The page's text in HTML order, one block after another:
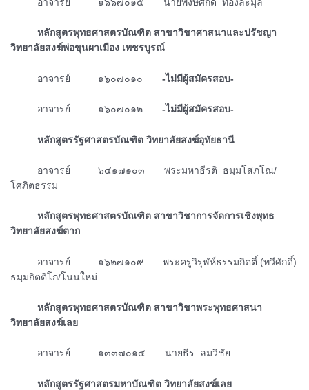
ᅠᅠᅠหลักสูตรพุทธศาสตรบัณฑิต สาขาวิชาศาสนาและปรัชญา
วิทยาลัยสงฆ์พ่อขุนผาเมือง เพชรบูรณ์
ᅠᅠᅠอาจารย์ ๑๖๐๗๐๑๐ -ไม่มีผู้สมัครสอบ-
ᅠᅠᅠอาจารย์ ๑๖๐๗๐๑๒ -ไม่มีผู้สมัครสอบ-
ᅠᅠᅠหลักสูตรรัฐศาสตรบัณฑิต วิทยาลัยสงฆ์อุทัยธานี
ᅠᅠᅠอาจารย์ ๖๔๑๗๑๐๓ พระมหาธีรติ ธมฺมโสภโณ/
โศภิตธรรม
ᅠᅠᅠหลักสูตรพุทธศาสตรบัณฑิต สาขาวิชาการจัดการเชิงพุทธ
วิทยาลัยสงฆ์ตาก
ᅠᅠᅠอาจารย์ ๑๖๒๗๑๐๙ พระครูวิรุฬห์ธรรมกิตติ์ (ทวีศักดิ์)
ธมฺมกิตติโก/โนนใหม่
ᅠᅠᅠหลักสูตรพุทธศาสตรบัณฑิต สาขาวิชาพระพุทธศาสนา
วิทยาลัยสงฆ์เลย
ᅠᅠᅠอาจารย์ ๑๓๓๗๐๑๕ นายธีร ลมวิชัย
ᅠᅠᅠหลักสูตรรัฐศาสตรมหาบัณฑิต วิทยาลัยสงฆ์เลย